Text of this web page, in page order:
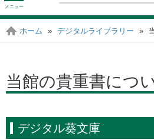
ニ
ュ
ー
資料を探す・調べる
図書館を利用する
静岡の図書館
ホーム » デジタルライブラリー »
当館の貴重書につ
デジタル葵文庫